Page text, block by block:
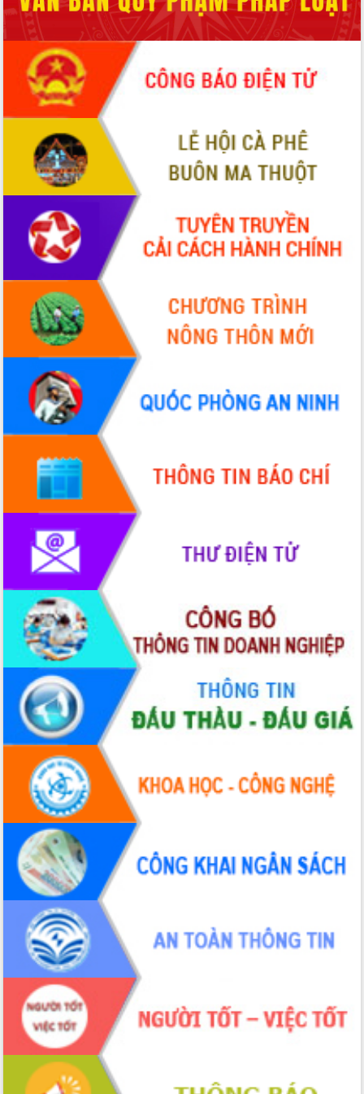
nhanh tiến độ các dự án trọng điểm
trong Khu kinh tế Nam Phú Yên
Hòn Yến phát triển du lịch gắn với bảo
tồn biển
Lấy ý kiến điều chỉnh Quy hoạch tỉnh
Đắk Lắk thời kỳ 2021-2030, tầm nhìn
đến năm 2050
Phát động chiến dịch 30 ngày đêm
giải phóng mặt bằng Tuyến đường bộ
ven biển
Đắk Lắk nỗ lực thúc đẩy tăng trưởng
kinh tế từ 10% trở lên trong Quý
II/2026
Đắk Lắk ký kết thỏa thuận hợp tác về
chuyển đổi số giai đoạn 2026 – 2030
với Tập đoàn Bưu chính Viễn thông
Việt Nam
Thứ trưởng Bộ Y tế làm việc với tỉnh
Đắk Lắk về phát triển nhân lực y tế
cho trạm y tế cấp xã
Du lịch Đắk Lắk nâng tầm trải nghiệm
du khách thông qua Hệ thống cơ sở dữ
liệu và Bản đồ số
Tập huấn ứng dụng trí tuệ nhân tạo (AI)
trong thương mại điện tử năm 2026
Đoàn đại biểu Quốc hội tỉnh Đắk Lắk
trao đổi thông tin trước Kỳ họp thứ
nhất, Quốc hội khóa XVI
Quyết liệt cải cách hành chính, khơi
thông nguồn lực phát triển
Nâng cao hiệu lực, hiệu quả HĐND
tỉnh thông qua hiện đại hóa hành chính
Xã Ea Phê gắn cải cách hành chính với
chuyển đổi số
Phó Chủ tịch Thường trực UBND tỉnh
Hồ Thị Nguyên Thảo làm việc tại Trung
tâm Phục vụ hành chính công xã Ea
Xây dựng nền hành chính số đồng
hành cùng nông dân dân, doanh nghiệp
Giai đoạn 2026-2030, Đắk Lắk phấn
đấu có 77% xã đạt chuẩn nông thôn
mới
Chuyển đổi số 'mở đường' cho nông
nghiệp Đắk Lắk tăng trưởng bứt phá
Triển khai đồng bộ đo đạc, lập hồ sơ
địa chính, hoàn thiện cơ sở dữ liệu đất
đai
Ứng dụng sinh trắc học - Bước tiến
trong hành trình chuyển đổi số tại Đắk
Lắk
Đắk Lắk nâng cao hiệu quả công tác
Đảng từ Sổ tay đảng viên điện tử
Đắk Lắk đẩy mạnh nuôi biển công
nghệ, hướng tới phát triển thủy sản
bền vững
Tập huấn nâng cao năng lực triển khai
chuyển đổi số cho cán bộ, công chức
cấp xã
Đắk Lắk phát động hưởng ứng Ngày
Quyền của người tiêu dùng Việt Nam
2026